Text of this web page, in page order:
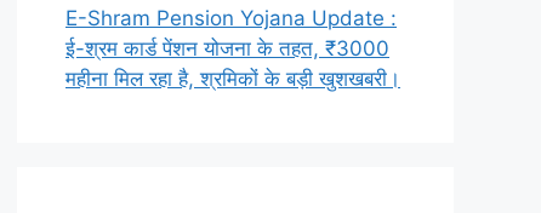
E-Shram Pension Yojana Update :
ई-श्रम कार्ड पेंशन योजना के तहत, ₹3000
महीना मिल रहा है, श्रमिकों के बड़ी खुशखबरी।